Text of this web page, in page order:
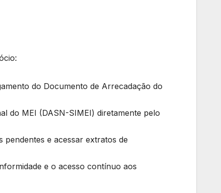
do Documento de Arrecadação do
do MEI (DASN-SIMEI) diretamente pelo
e acessar extratos de
e o acesso contínuo aos